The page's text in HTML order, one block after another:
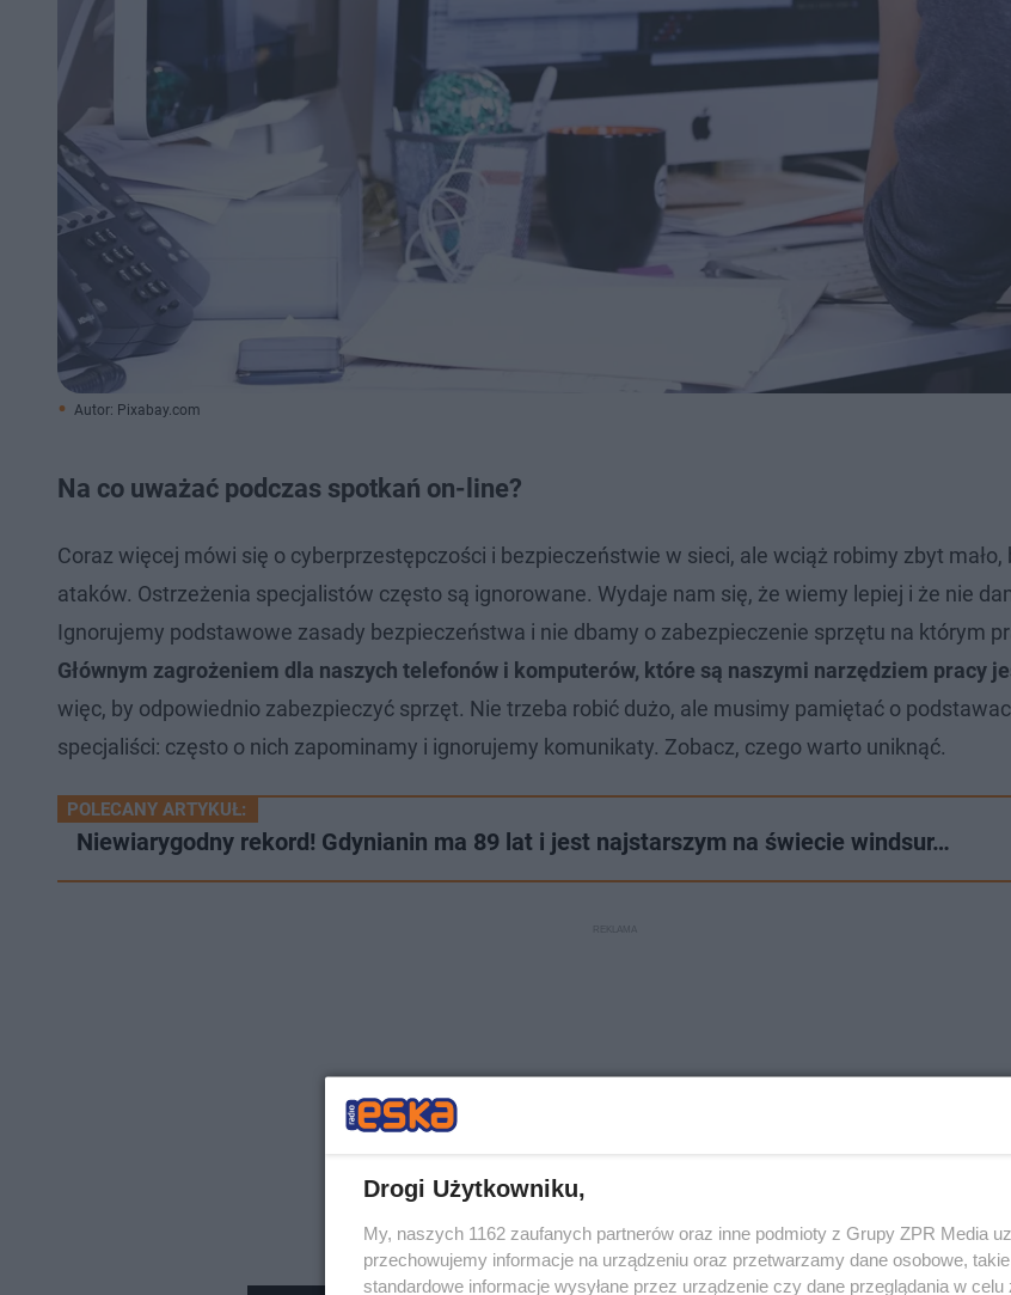
Autor: Pixabay.com
Na co uważać podczas spotkań on-line?
Coraz więcej mówi się o cyberprzestępczości i bezpieczeństwie w sieci, ale wciąż robimy zbyt mało,
ataków. Ostrzeżenia specjalistów często są ignorowane. Wydaje nam się, że wiemy lepiej i że nie
Ignorujemy podstawowe zasady bezpieczeństwa i nie dbamy o zabezpieczenie sprzętu na którym
Głównym zagrożeniem dla naszych telefonów i komputerów, które są naszymi narzędziem pracy
więc, by odpowiednio zabezpieczyć sprzęt. Nie trzeba robić dużo, ale musimy pamiętać o
specjaliści: często o nich zapominamy i ignorujemy komunikaty. Zobacz, czego warto uniknąć.
POLECANY ARTYKUŁ:
Niewiarygodny rekord! Gdynianin ma 89 lat i jest najstarszym na świecie windsur…
Drogi Użytkowniku,
My, naszych 1162 zaufanych partnerów oraz inne podmioty z Grupy ZPR Media
przechowujemy informacje na urządzeniu oraz przetwarzamy dane osobowe,
standardowe informacje wysyłane przez urządzenie czy dane przeglądania w celu